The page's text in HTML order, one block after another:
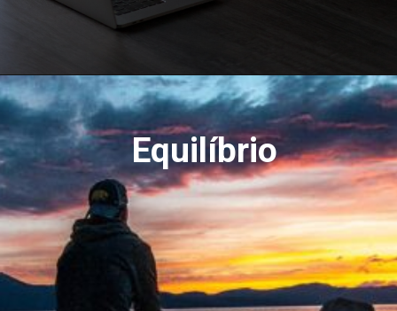
Equilíbrio